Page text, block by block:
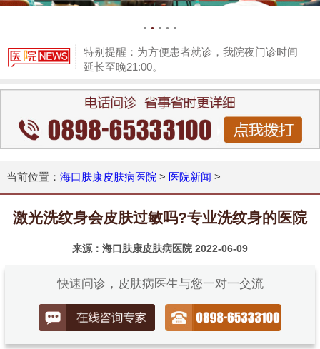
特别提醒：为方便患者就诊，我院夜门诊时间
延长至晚21:00。
当前位置： 海口肤康皮肤病医院 > 医院新闻 >
激光洗纹身会皮肤过敏吗?专业洗纹身的医院
来源：海口肤康皮肤病医院 2022-06-09
快速问诊，皮肤病医生与您一对一交流